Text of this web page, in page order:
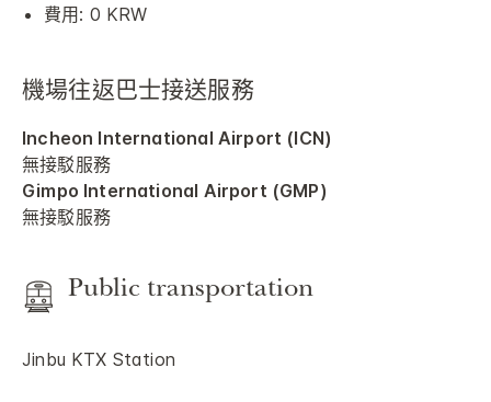
費用: 0 KRW
機場往返巴士接送服務
Incheon International Airport (ICN)
無接駁服務
Gimpo International Airport (GMP)
無接駁服務
Public transportation
Jinbu KTX Station